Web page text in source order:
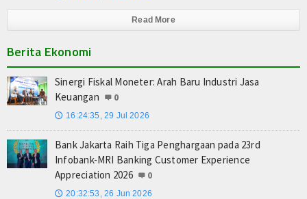
Read More
Berita Ekonomi
Sinergi Fiskal Moneter: Arah Baru Industri Jasa
Keuangan
0
🕔 16:24:35, 29 Jul 2026
Bank Jakarta Raih Tiga Penghargaan pada 23rd
Infobank-MRI Banking Customer Experience
Appreciation 2026
0
🕔 20:32:53, 26 Jun 2026